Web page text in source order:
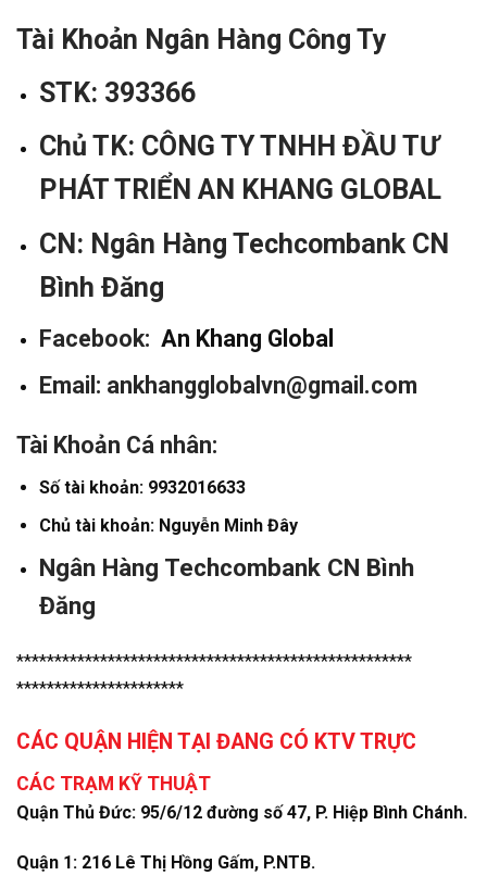
Tài Khoản Ngân Hàng Công Ty
STK: 393366
Chủ TK: CÔNG TY TNHH ĐẦU TƯ
PHÁT TRIỂN AN KHANG GLOBAL
CN: Ngân Hàng Techcombank CN
Bình Đăng
Facebook: An Khang Global
Email: ankhangglobalvn@gmail.com
Tài Khoản Cá nhân:
Số tài khoản: 9932016633
Chủ tài khoản: Nguyễn Minh Đây
Ngân Hàng Techcombank CN Bình
Đăng
****************************************************
**********************
CÁC QUẬN HIỆN TẠI ĐANG CÓ KTV TRỰC
CÁC TRẠM KỸ THUẬT
Quận Thủ Đức: 95/6/12 đường số 47, P. Hiệp Bình Chánh.
Quận 1: 216 Lê Thị Hồng Gấm, P.NTB.